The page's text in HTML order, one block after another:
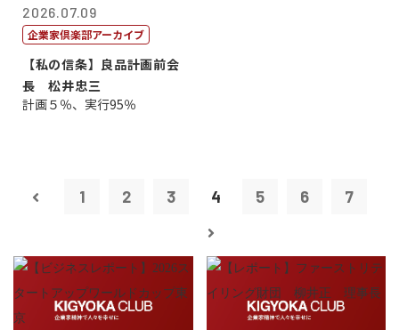
2026.07.09
企業家倶楽部アーカイブ
【私の信条】良品計画前会
長 松井忠三
計画５％、実行95％
1 2 3 4 5 6 7